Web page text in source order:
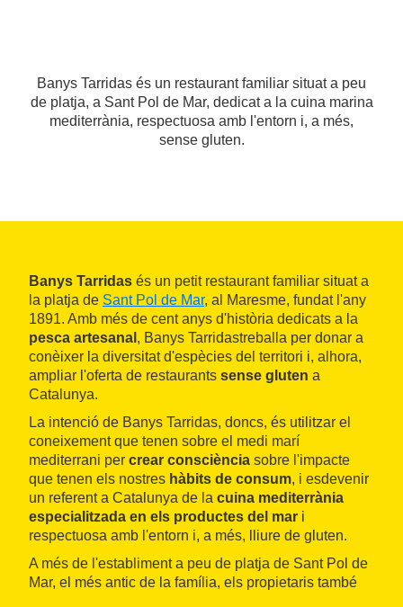
Banys Tarridas és un restaurant familiar situat a peu
de platja, a Sant Pol de Mar, dedicat a la cuina marina
mediterrània, respectuosa amb l'entorn i, a més,
sense gluten.
Banys Tarridas és un petit restaurant familiar situat a
la platja de Sant Pol de Mar, al Maresme, fundat l'any
1891. Amb més de cent anys d'història dedicats a la
pesca artesanal , Banys Tarridastreballa per donar a
conèixer la diversitat d'espècies del territori i, alhora,
ampliar l'oferta de restaurants sense gluten a
Catalunya.
La intenció de Banys Tarridas, doncs, és utilitzar el
coneixement que tenen sobre el medi marí
mediterrani per crear consciència sobre l'impacte
que tenen els nostres hàbits de consum, i esdevenir
un referent a Catalunya de la cuina mediterrània
especialitzada en els productes del mar i
respectuosa amb l'entorn i, a més, lliure de gluten.
A més de l'establiment a peu de platja de Sant Pol de
Mar, el més antic de la família, els propietaris també